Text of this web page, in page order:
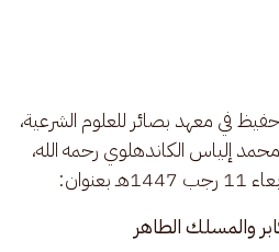
في معهد بصائر للعلوم الشرعية،
إلياس الكاندهلوي رحمه الله،
والمسلك الطاهر